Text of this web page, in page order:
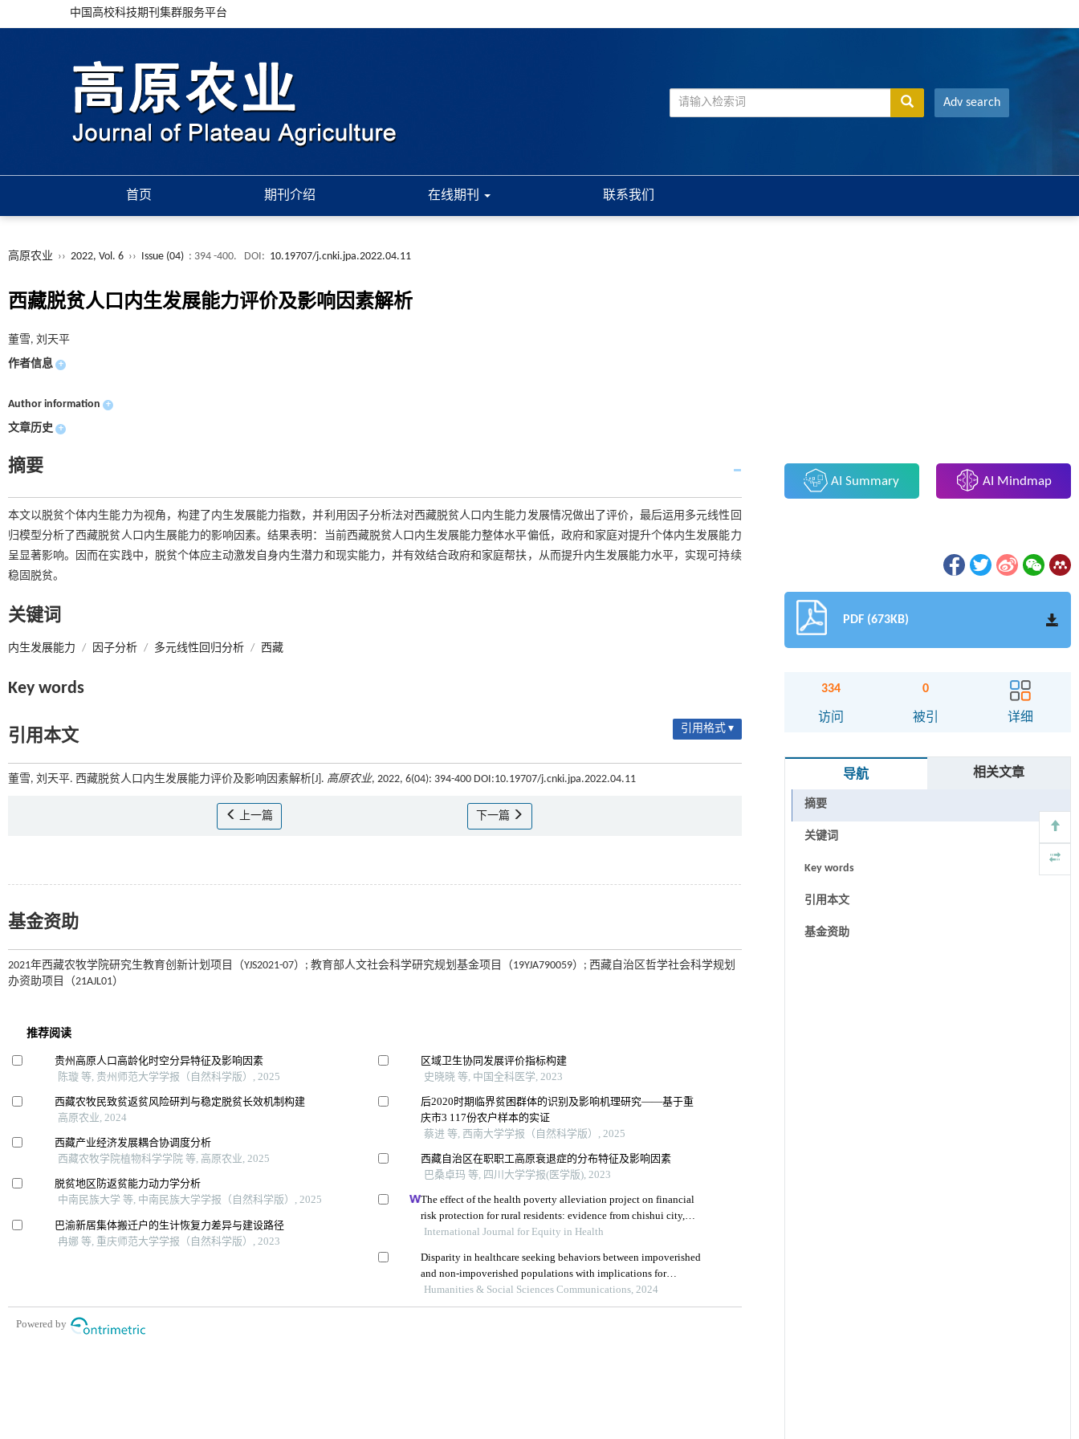
中国高校科技期刊集群服务平台
Adv search
首页 期刊介绍 在线期刊 联系我们
高原农业 ›› 2022, Vol. 6 ›› Issue (04) : 394 -400. DOI: 10.19707/j.cnki.jpa.2022.04.11
西藏脱贫人口内生发展能力评价及影响因素解析
董雪, 刘天平
作者信息 +
Author information +
文章历史 +
摘要
本文以脱贫个体内生能力为视角，构建了内生发展能力指数，并利用因子分析法对西藏脱贫人口内生能力发展情况做出了评价，最后运用多元线性回
归模型分析了西藏脱贫人口内生展能力的影响因素。结果表明：当前西藏脱贫人口内生发展能力整体水平偏低，政府和家庭对提升个体内生发展能力
呈显著影响。因而在实践中，脱贫个体应主动激发自身内生潜力和现实能力，并有效结合政府和家庭帮扶，从而提升内生发展能力水平，实现可持续
稳固脱贫。
关键词
内生发展能力 / 因子分析 / 多元线性回归分析 / 西藏
Key words
引用本文 引用格式 ▾
董雪, 刘天平. 西藏脱贫人口内生发展能力评价及影响因素解析[J]. 高原农业, 2022, 6(04): 394-400 DOI:10.19707/j.cnki.jpa.2022.04.11
上一篇 下一篇
基金资助
2021年西藏农牧学院研究生教育创新计划项目（YJS2021-07）; 教育部人文社会科学研究规划基金项目（19YJA790059）; 西藏自治区哲学社会科学规划
办资助项目（21AJL01）
AI Summary AI Mindmap
PDF (673KB)
334
访问
0
被引 详细
导航 相关文章
摘要
关键词
Key words
引用本文
基金资助